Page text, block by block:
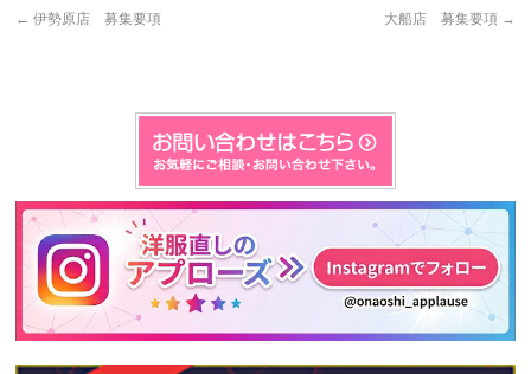
← 伊勢原店 募集要項 大船店 募集要項 →